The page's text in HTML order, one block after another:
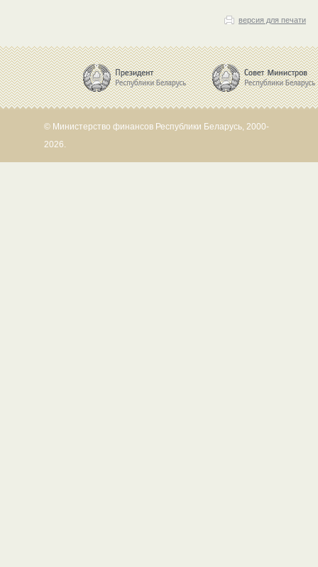
версия для печати
© Министерство финансов Республики Беларусь, 2000-
2026.